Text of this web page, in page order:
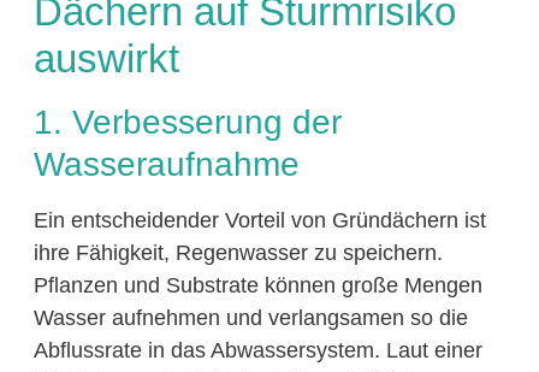
Dächern auf Sturmrisiko
auswirkt
1. Verbesserung der
Wasseraufnahme
Ein entscheidender Vorteil von Gründächern ist
ihre Fähigkeit, Regenwasser zu speichern.
Pflanzen und Substrate können große Mengen
Wasser aufnehmen und verlangsamen so die
Abflussrate in das Abwassersystem. Laut einer